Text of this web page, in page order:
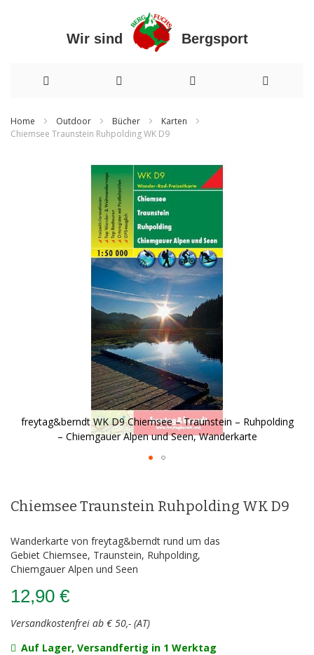
Wir sind Bergsport
zum
Home Outdoor Bücher
Karten
Chiemsee Traunstein Ruhpolding WK D9
freytag&berndt WK D9 Chiemsee – Traunstein – Ruhpolding
– Chiemgauer Alpen und Seen, Wanderkarte
der
Chiemsee Traunstein Ruhpolding WK D9
Wanderkarte von freytag&berndt rund um das
Gebiet Chiemsee, Traunstein, Ruhpolding,
Chiemgauer Alpen und Seen
12,90 €
Versandkostenfrei ab € 50,- (AT)
Auf Lager, Versandfertig in 1 Werktag